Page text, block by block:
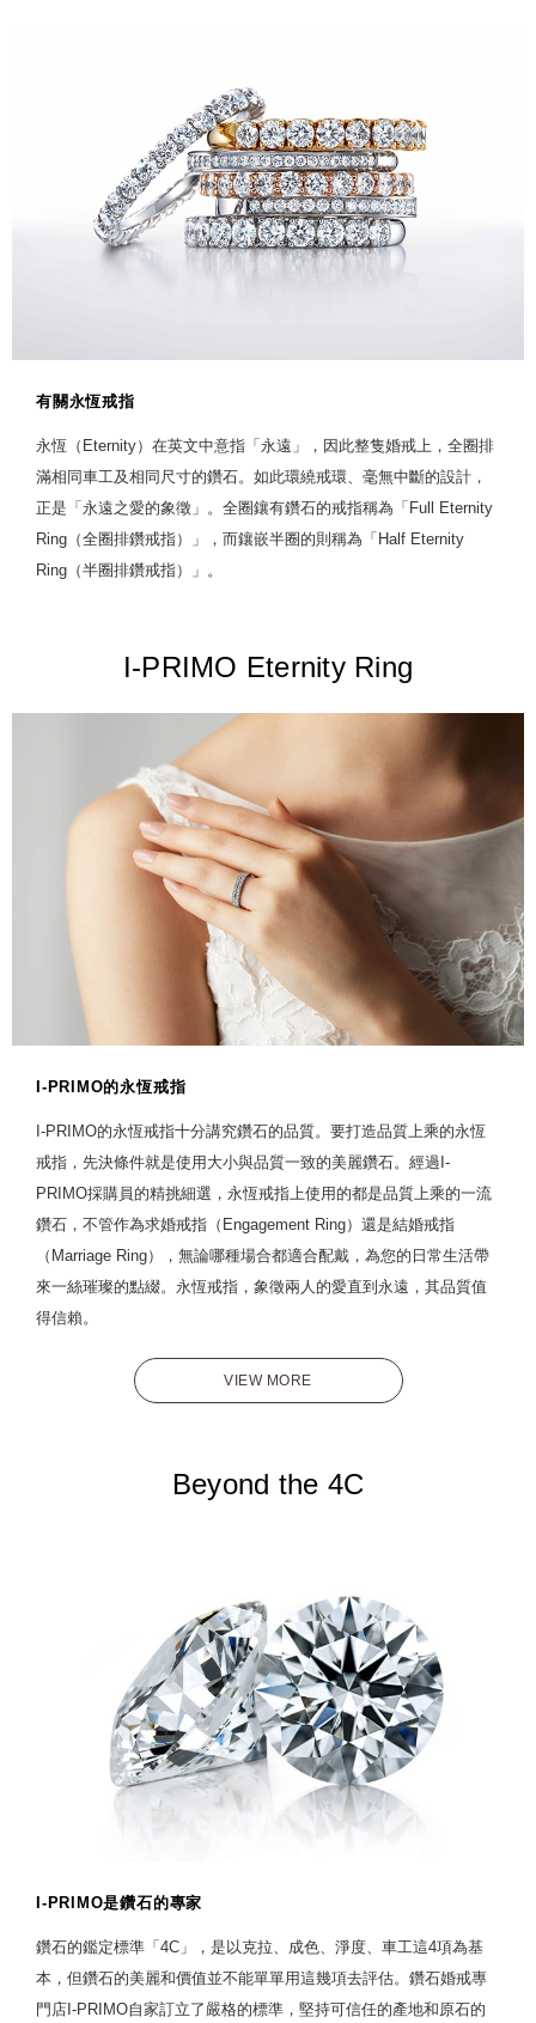
有關永恆戒指
永恆（Eternity）在英文中意指「永遠」，因此整隻婚戒上，全圈排
滿相同車工及相同尺寸的鑽石。如此環繞戒環、毫無中斷的設計，
正是「永遠之愛的象徵」。全圈鑲有鑽石的戒指稱為「Full Eternity
Ring（全圈排鑽戒指）」，而鑲嵌半圈的則稱為「Half Eternity
Ring（半圈排鑽戒指）」。
I-PRIMO Eternity Ring
I-PRIMO的永恆戒指
I-PRIMO的永恆戒指十分講究鑽石的品質。要打造品質上乘的永恆
戒指，先決條件就是使用大小與品質一致的美麗鑽石。經過I-
PRIMO採購員的精挑細選，永恆戒指上使用的都是品質上乘的一流
鑽石，不管作為求婚戒指（Engagement Ring）還是結婚戒指
（Marriage Ring），無論哪種場合都適合配戴，為您的日常生活帶
來一絲璀璨的點綴。永恆戒指，象徵兩人的愛直到永遠，其品質值
得信賴。
VIEW MORE
Beyond the 4C
I-PRIMO是鑽石的專家
鑽石的鑑定標準「4C」，是以克拉、成色、淨度、車工這4項為基
本，但鑽石的美麗和價值並不能單單用這幾項去評估。鑽石婚戒專
門店I-PRIMO自家訂立了嚴格的標準，堅持可信任的產地和原石的